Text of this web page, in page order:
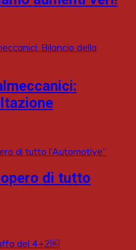
di tutto